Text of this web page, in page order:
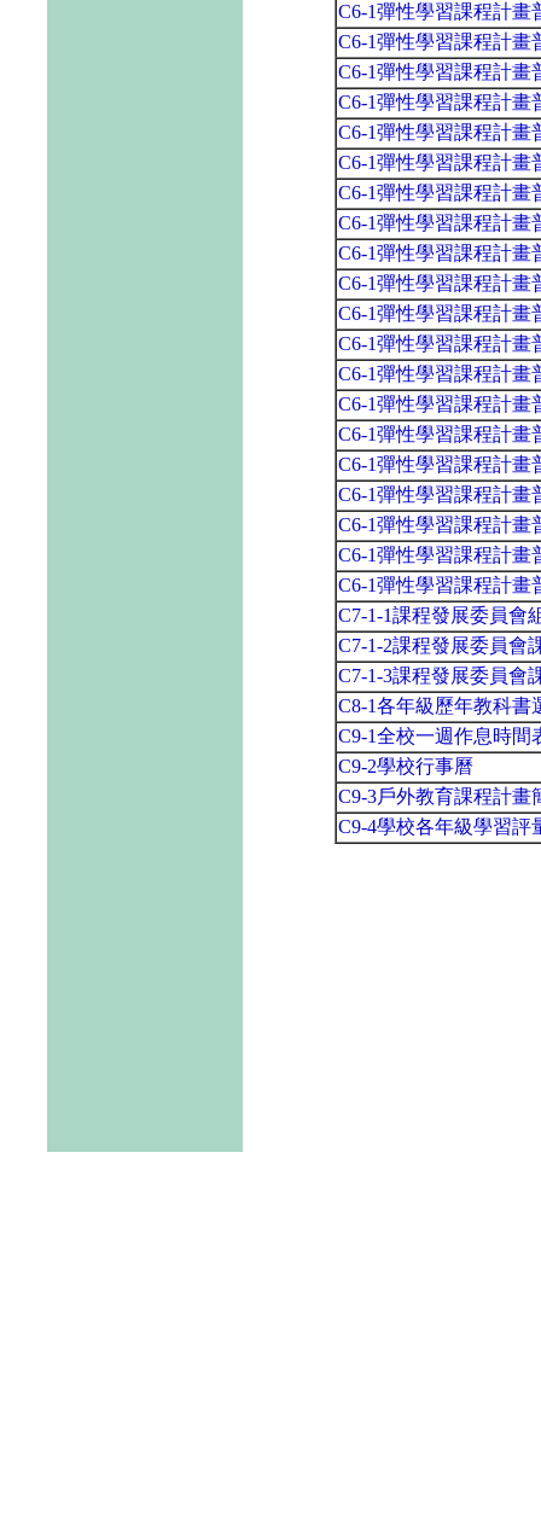
C6-1彈性學習課程計畫
C6-1彈性學習課程計畫
C6-1彈性學習課程計畫
C6-1彈性學習課程計畫
C6-1彈性學習課程計畫
C6-1彈性學習課程計畫
C6-1彈性學習課程計畫
C6-1彈性學習課程計畫
C6-1彈性學習課程計畫
C6-1彈性學習課程計畫
C6-1彈性學習課程計畫
C6-1彈性學習課程計畫
C6-1彈性學習課程計畫
C6-1彈性學習課程計畫
C6-1彈性學習課程計畫
C6-1彈性學習課程計畫
C6-1彈性學習課程計畫
C6-1彈性學習課程計畫
C6-1彈性學習課程計畫
C6-1彈性學習課程計畫
C7-1-1課程發展委員會
C7-1-2課程發展委員會
C7-1-3課程發展委員會
C8-1各年級歷年教科書
C9-1全校一週作息時間
C9-2學校行事曆
C9-3戶外教育課程計畫
C9-4學校各年級學習評